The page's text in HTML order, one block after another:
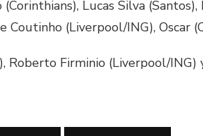
Lucas Silva (Santos),
Coutinho (Liverpool/ING), Oscar
Roberto Firminio (Liverpool/ING)